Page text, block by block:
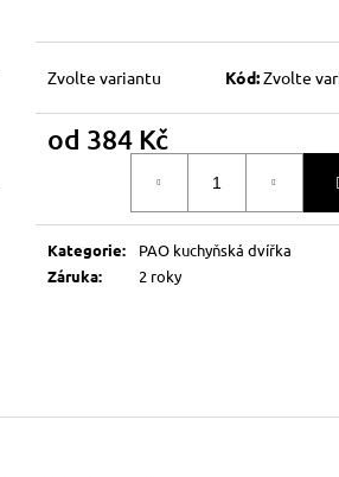
Zvolte variantu Kód:Zvolte
od 384 Kč
Kategorie:
PAO kuchyňská dvířka
Záruka: 2 roky